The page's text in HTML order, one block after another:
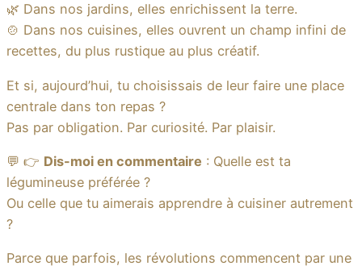
🌿 Dans nos jardins, elles enrichissent la terre.
🍲 Dans nos cuisines, elles ouvrent un champ infini de
recettes, du plus rustique au plus créatif.
Et si, aujourd’hui, tu choisissais de leur faire une place
centrale dans ton repas ?
Pas par obligation. Par curiosité. Par plaisir.
💬 👉 Dis-moi en commentaire : Quelle est ta
légumineuse préférée ?
Ou celle que tu aimerais apprendre à cuisiner autrement
?
Parce que parfois, les révolutions commencent par une